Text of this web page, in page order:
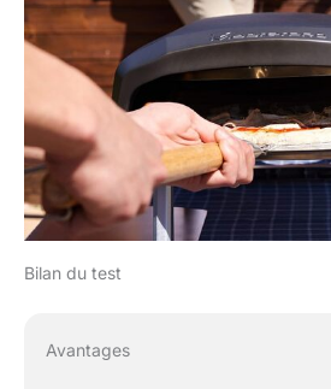
Bilan du test
Avantages